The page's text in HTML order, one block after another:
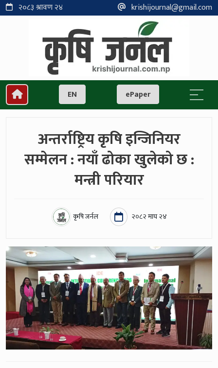
२०८३ श्रावण २४ krishijournal@gmail.com
EN ePaper
अन्तर्राष्ट्रिय कृषि इन्जिनियर
सम्मेलन : नयाँ ढोका खुलेको छ :
मन्त्री परियार
कृषि जर्नल २०८२ माघ २४